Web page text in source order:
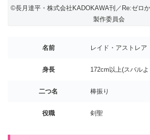
©長月達平・株式会社KADOKAWA刊／Re:ゼロ
製作委員会
名前 レイド・アストレア
身長 172cm以上(スバル
二つ名 棒振り
役職 剣聖